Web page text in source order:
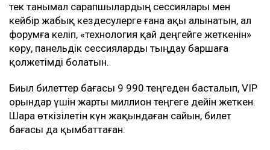
тек танымал сарапшылардың сессиялары мен
кейбір жабық кездесулерге ғана ақы алынатын, ал
форумға келіп, «технология қай деңгейге жеткенін»
көру, панельдік сессияларды тыңдау баршаға
қолжетімді болатын.
Биыл билеттер бағасы 9 990 теңгеден басталып, VIP
орындар үшін жарты миллион теңгеге дейін жеткен.
Шара өткізілетін күн жақындаған сайын, билет
бағасы да қымбаттаған.